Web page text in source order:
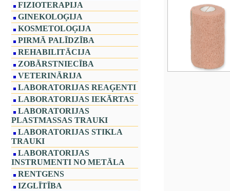
FIZIOTERAPIJA
GINEKOLOĢIJA
KOSMETOLOĢIJA
PIRMĀ PALĪDZĪBA
REHABILITĀCIJA
ZOBĀRSTNIECĪBA
VETERINĀRIJA
LABORATORIJAS REAĢENTI
LABORATORIJAS IEKĀRTAS
LABORATORIJAS
PLASTMASSAS TRAUKI
LABORATORIJAS STIKLA
TRAUKI
LABORATORIJAS
INSTRUMENTI NO METĀLA
RENTGENS
IZGLĪTĪBA